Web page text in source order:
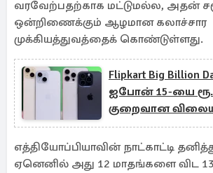
வரவேற்பதற்காக மட்டுமல்ல, அதன்
ஒன்றிணைக்கும் ஆழமான கலாச்சார
முக்கியத்துவத்தைக் கொண்டுள்ளது.
Flipkart Big Billion
ஐபோன் 15-யை
குறைவான
எப்படி?
எத்தியோப்பியாவின் நாட்காட்டி
ஏனெனில் அது 12 மாதங்களை விட